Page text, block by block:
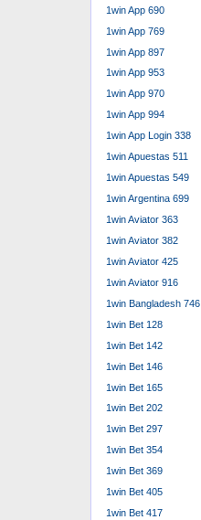
1win App 690
1win App 769
1win App 897
1win App 953
1win App 970
1win App 994
1win App Login 338
1win Apuestas 511
1win Apuestas 549
1win Argentina 699
1win Aviator 363
1win Aviator 382
1win Aviator 425
1win Aviator 916
1win Bangladesh 746
1win Bet 128
1win Bet 142
1win Bet 146
1win Bet 165
1win Bet 202
1win Bet 297
1win Bet 354
1win Bet 369
1win Bet 405
1win Bet 417